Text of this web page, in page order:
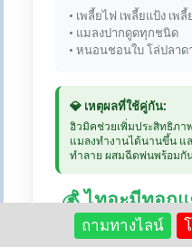
• เพลี้ยไฟ เพลี้ยแป้ง เพ
• แมลงปากดูดทุกชนิด
• หนอนชอนใบ โล่ปลาด
💎 เหตุผลที่ใช้คู่กัน:
ฮิวมิคช่วยเพิ่มประสิทธิภา
แมลงทำงานได้นานขึ้น
ทำลาย ผสมฉีดพ่นพร้อมกั
💰 ไทอะมีทอก
| ฮิวมิค
ถามทางไลน์